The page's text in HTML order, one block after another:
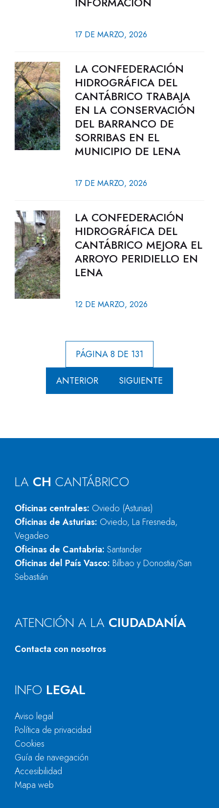
17 DE MARZO, 2026
LA CONFEDERACIÓN
HIDROGRÁFICA DEL
CANTÁBRICO TRABAJA
EN LA CONSERVACIÓN
DEL BARRANCO DE
SORRIBAS EN EL
MUNICIPIO DE LENA
17 DE MARZO, 2026
LA CONFEDERACIÓN
HIDROGRÁFICA DEL
CANTÁBRICO MEJORA EL
ARROYO PERIDIELLO EN
LENA
12 DE MARZO, 2026
PÁGINA 8 DE 131
ANTERIOR SIGUIENTE
LA CH CANTÁBRICO
Oficinas centrales: Oviedo (Asturias)
Oficinas de Asturias: Oviedo, La Fresneda,
Vegadeo
Oficinas de Cantabria: Santander
Oficinas del País Vasco: Bilbao y Donostia/San
Sebastián
ATENCIÓN A LA CIUDADANÍA
Contacta con nosotros
INFO LEGAL
Aviso legal
Política de privacidad
Cookies
Guía de navegación
Accesibilidad
Mapa web